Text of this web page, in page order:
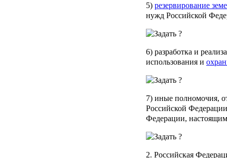
5) резервирование
нужд Российской
6) разработка и
использования и
7) иные полномочия,
Российской
Федерации,
2. Российская